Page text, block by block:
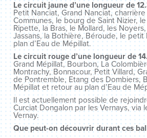
Le circuit jaune d’une longueur de
Petit Nanciat, Grand Nanciat,
Communes, le bourg de Saint Nizier,
Ripette, la Bras, le Mollard, les
Jassans, la Bothière, Béroude, le
plan d’Eau de Mépillat.
Le circuit rouge d’une longueur de
Grand Mépillat, Bourbon, La
Montrachy, Bonnacour, Petit Villard,
de Pontremble, Etang des Dombiers,
Mépillat et retour au plan d’Eau de
Il est actuellement possible de
Curciat Dongalon par les Vernays, via
Vernay.
Que peut-on découvrir durant ces